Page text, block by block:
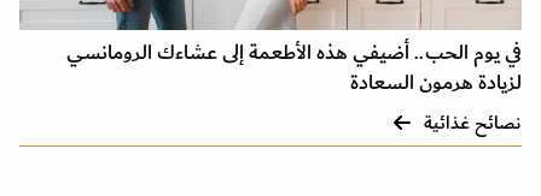
في يوم الحب.. أضيفي هذه الأطعمة إلى عشاءك الرومانسي
لزيادة هرمون السعادة
نصائح غذائية